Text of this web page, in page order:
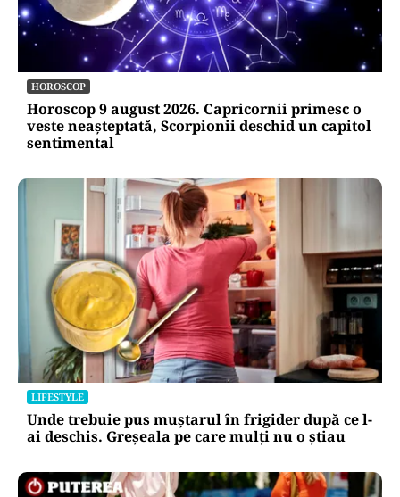
HOROSCOP
Horoscop 9 august 2026. Capricornii primesc o
veste neașteptată, Scorpionii deschid un capitol
sentimental
LIFESTYLE
Unde trebuie pus muștarul în frigider după ce l-
ai deschis. Greșeala pe care mulți nu o știau